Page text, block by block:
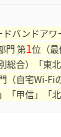
ドバンドアワ
門 第1位（
総合）「東
（自宅Wi-Fi
「甲信」「北